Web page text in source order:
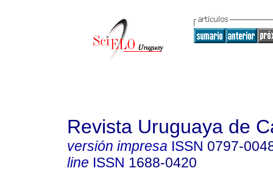
Revista Uruguaya de
versión impresa ISSN 0797-
line ISSN 1688-0420